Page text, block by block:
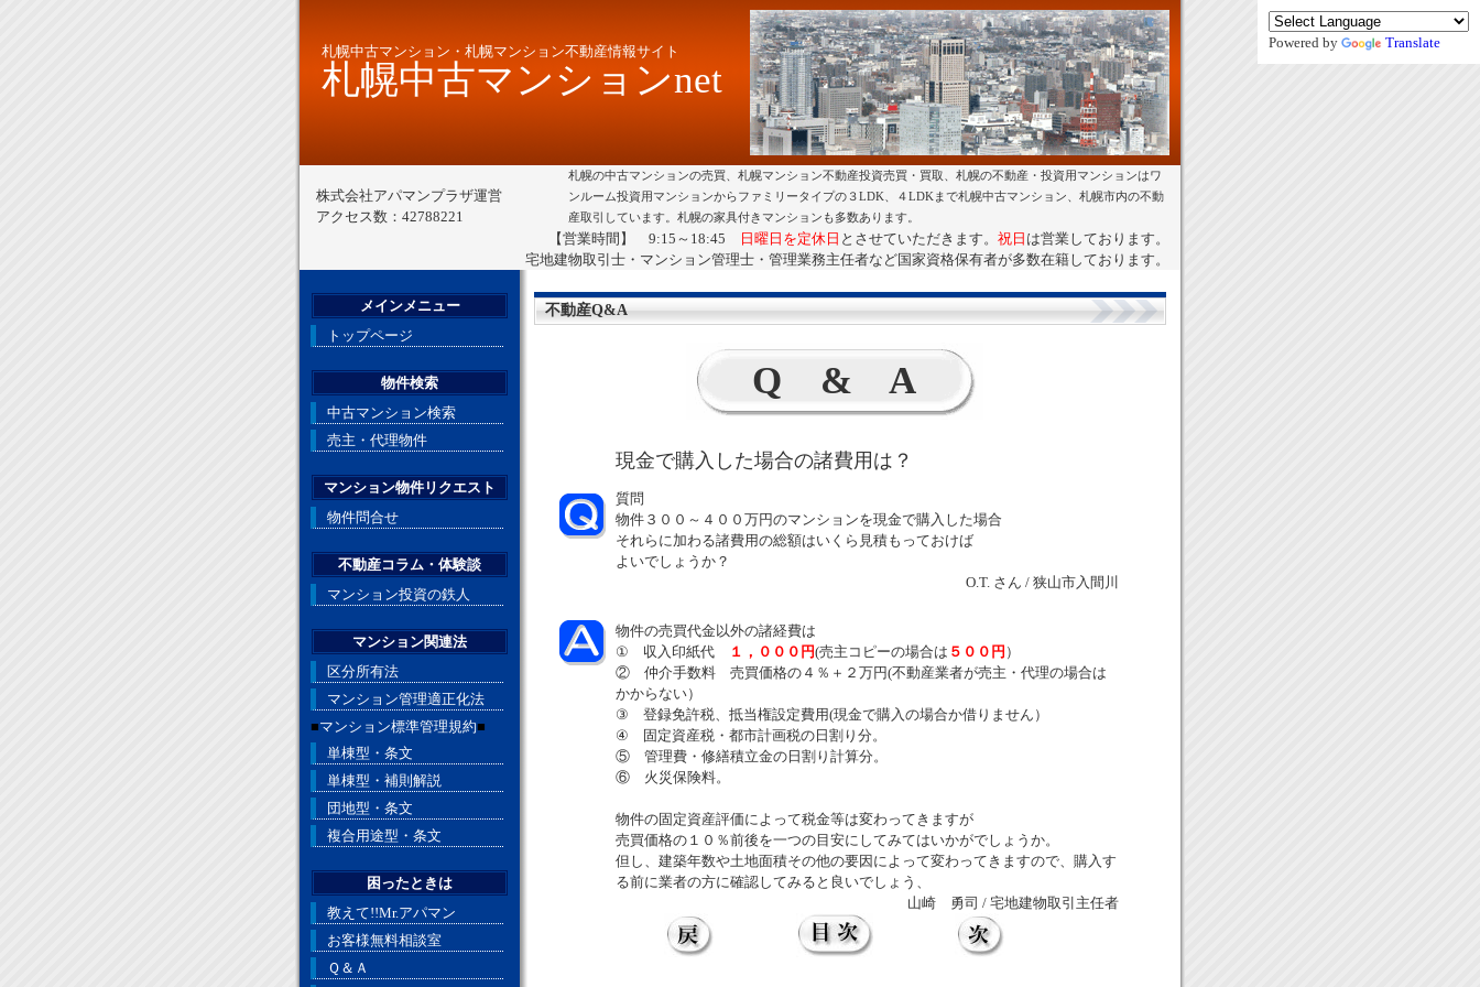
札幌中古マンション・札幌マンション不動産情報サイト
札幌中古マンションnet
株式会社アパマンプラザ運営
アクセス数：42788221
札幌の中古マンションの売買、札幌マンション不動産投資売買・買取、札幌の不動産・投資用マンションはワ
ンルーム投資用マンションからファミリータイプの３LDK、４LDKまで札幌中古マンション、札幌市内の不動
産取引しています。札幌の家具付きマンションも多数あります。
【営業時間】 9:15～18:45 日曜日を定休日 とさせていただきます。 祝日 は営業しております。
宅地建物取引士・マンション管理士・管理業務主任者など国家資格保有者が多数在籍しております。
Powered by Translate
不動産Q&A
Q & A
現金で購入した場合の諸費用は？
質問
物件３００～４００万円のマンションを現金で購入した場合
それらに加わる諸費用の総額はいくら見積もっておけば
よいでしょうか？
O.T. さん / 狭山市入間川
物件の売買代金以外の諸経費は
① 収入印紙代
１，０００円(売主コピーの場合は ５００円 ）
② 仲介手数料 売買価格の４％＋２万円(不動産業者が売主・代理の場合は
かからない）
③ 登録免許税、抵当権設定費用(現金で購入の場合か借りません）
④ 固定資産税・都市計画税の日割り分。
⑤ 管理費・修繕積立金の日割り計算分。
⑥ 火災保険料。
物件の固定資産評価によって税金等は変わってきますが
売買価格の１０％前後を一つの目安にしてみてはいかがでしょうか。
但し、建築年数や土地面積その他の要因によって変わってきますので、購入す
る前に業者の方に確認してみると良いでしょう、
山崎 勇司 / 宅地建物取引主任者
メインメニュー
トップページ
物件検索
中古マンション検索
売主・代理物件
マンション物件リクエスト
物件問合せ
不動産コラム・体験談
マンション投資の鉄人
マンション関連法
区分所有法
マンション管理適正化法
■マンション標準管理規約■
単棟型・条文
単棟型・補則解説
団地型・条文
複合用途型・条文
困ったときは
教えて!!Mr.アパマン
お客様無料相談室
Ｑ＆Ａ